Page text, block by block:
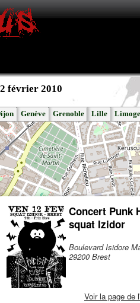
février 2010
Genève Grenoble Lille
Concert Punk
squat Izidor
Boulevard Isidore
29200 Brest
Voir la page de